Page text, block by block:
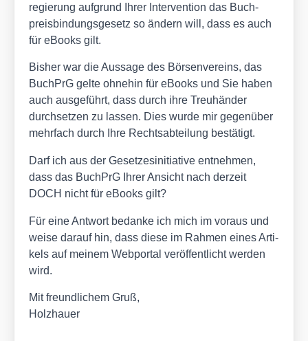
re­gie­rung auf­grund Ihrer Inter­ven­ti­on das Buch­
preis­bin­dungs­ge­setz so ändern will, dass es auch
für eBooks gilt.
Bis­her war die Aus­sa­ge des Bör­sen­ver­eins, das
Buch­PrG gel­te ohne­hin für eBooks und Sie haben
auch aus­ge­führt, dass durch ihre Treu­hän­der
durch­set­zen zu las­sen. Dies wur­de mir gegen­über
mehr­fach durch Ihre Rechts­ab­tei­lung bestä­tigt.
Darf ich aus der Geset­zes­in­itia­ti­ve ent­neh­men,
dass das Buch­PrG Ihrer Ansicht nach der­zeit
DOCH nicht für eBooks gilt?
Für eine Ant­wort bedan­ke ich mich im vor­aus und
wei­se dar­auf hin, dass die­se im Rah­men eines Arti­
kels auf mei­nem Web­por­tal ver­öf­fent­licht wer­den
wird.
Mit freund­li­chem Gruß,
Holz­hau­er